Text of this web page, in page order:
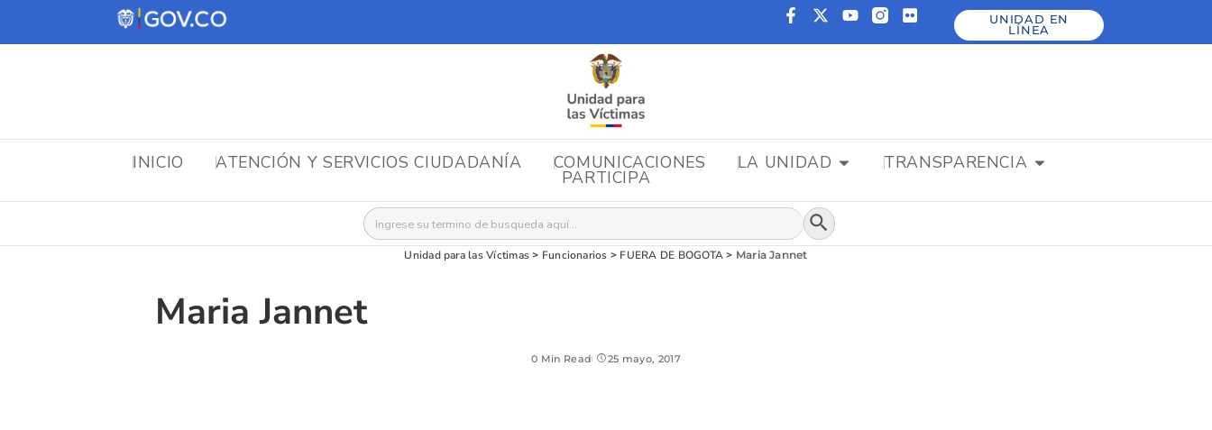
UNIDAD EN
LÍNEA
INICIO ATENCIÓN Y SERVICIOS CIUDADANÍA COMUNICACIONES LA UNIDAD TRANSPARENCIA
PARTICIPA
Buscar: Botón de búsqueda
Unidad para las Víctimas > Funcionarios > FUERA DE BOGOTA > Maria Jannet
Maria Jannet
0 Min Read 25 mayo, 2017